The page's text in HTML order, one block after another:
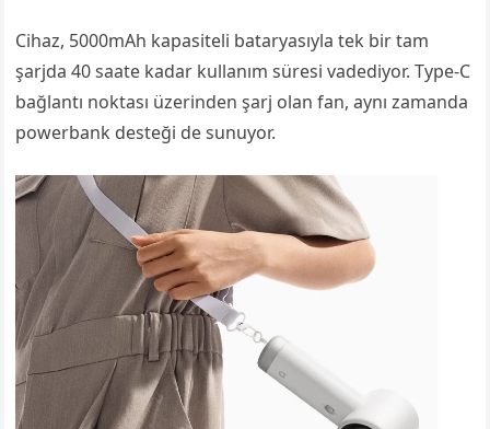
Cihaz, 5000mAh kapasiteli bataryasıyla tek bir tam
şarjda 40 saate kadar kullanım süresi vadediyor. Type-C
bağlantı noktası üzerinden şarj olan fan, aynı zamanda
powerbank desteği de sunuyor.